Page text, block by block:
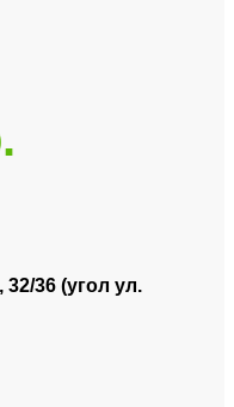
32/36 (угол ул.